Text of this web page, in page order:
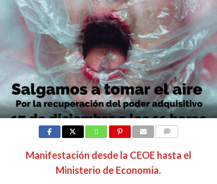
Manifestación desde la CEOE hasta el
Ministerio de Economia.